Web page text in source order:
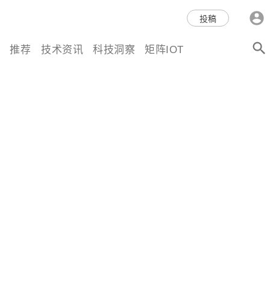
科技互联网,科技,资讯,动态,洞
察,量子,计算,AI,人工智能,机器
投稿
推荐 技术资讯 科技洞察 矩阵IOT